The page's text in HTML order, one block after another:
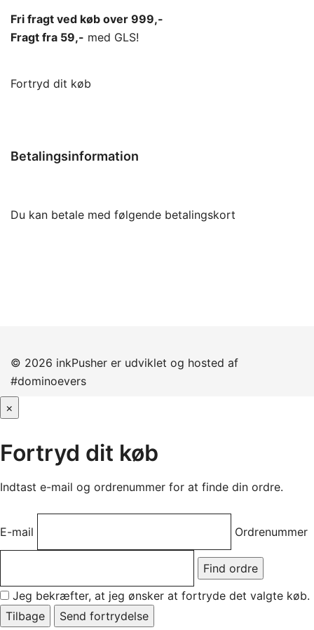
Fri fragt ved køb over 999,-
Fragt fra 59,- med GLS!
Fortryd dit køb
Betalingsinformation
Du kan betale med følgende betalingskort
© 2026 inkPusher er udviklet og hosted af
#dominoevers
×
Fortryd dit køb
Indtast e-mail og ordrenummer for at finde din ordre.
E-mail Ordrenummer
Find ordre
Jeg bekræfter, at jeg ønsker at fortryde det valgte køb.
Tilbage
Send fortrydelse